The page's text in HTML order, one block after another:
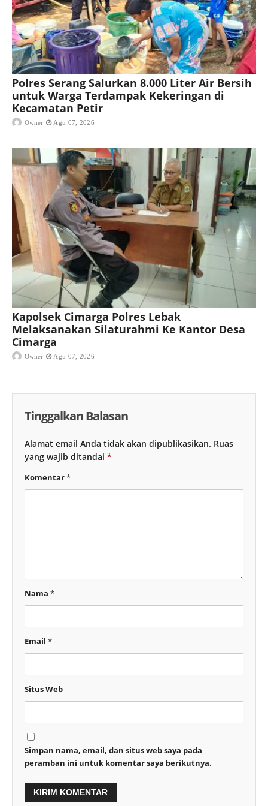
Polres Serang Salurkan 8.000 Liter Air Bersih
untuk Warga Terdampak Kekeringan di
Kecamatan Petir
Owner Agu 07, 2026
Kapolsek Cimarga Polres Lebak
Melaksanakan Silaturahmi Ke Kantor Desa
Cimarga
Owner Agu 07, 2026
Tinggalkan Balasan
Alamat email Anda tidak akan dipublikasikan. Ruas
yang wajib ditandai *
Komentar*
Nama *
Email *
Situs Web
Simpan nama, email, dan situs web saya pada
peramban ini untuk komentar saya berikutnya.